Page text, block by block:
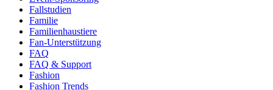
Fallstudien
Familie
Familienhaustiere
Fan-Unterstützung
FAQ
FAQ & Support
Fashion
Fashion Trends